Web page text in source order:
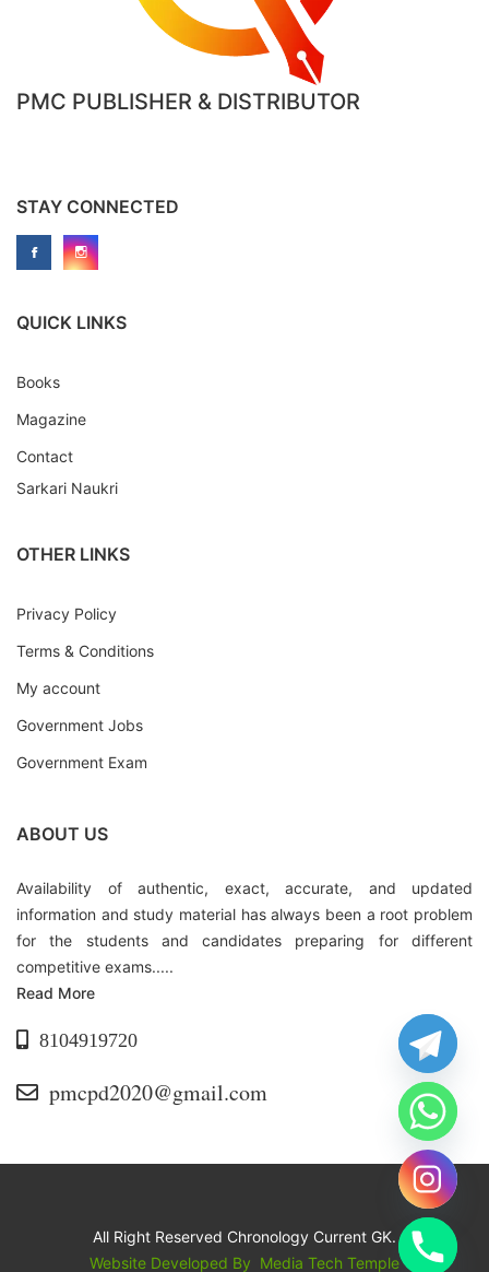
PMC PUBLISHER & DISTRIBUTOR
STAY CONNECTED
QUICK LINKS
Books
Magazine
Contact
Sarkari Naukri
OTHER LINKS
Privacy Policy
Terms & Conditions
My account
Government Jobs
Government Exam
ABOUT US
Availability of authentic, exact, accurate, and updated
information and study material has always been a root problem
for the students and candidates preparing for different
competitive exams.....
Read More
8104919720
pmcpd2020@gmail.com
All Right Reserved Chronology Current GK.
Website Developed By Media Tech Temple